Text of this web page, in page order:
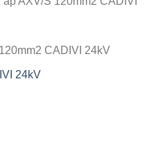
CADIVI 24kV
24kV